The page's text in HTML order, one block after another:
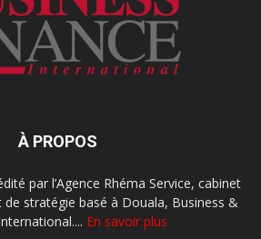
À PROPOS
par l’Agence Rhéma Service, cabinet
stratégie basé à Douala, Business &
En savoir plus